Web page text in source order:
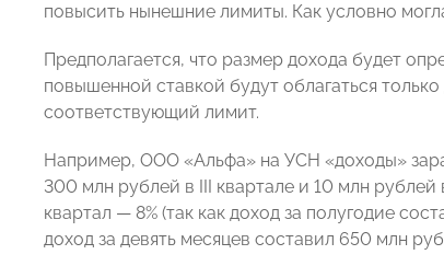
повысить нынешние лимиты. Как условно
Предполагается, что размер дохода будет
повышенной ставкой будут облагаться
соответствующий лимит.
Например, ООО «Альфа» на УСН «доходы»
300 млн рублей в III квартале и 10 млн рублей
квартал — 8% (так как доход за полугодие
доход за девять месяцев составил 650 млн